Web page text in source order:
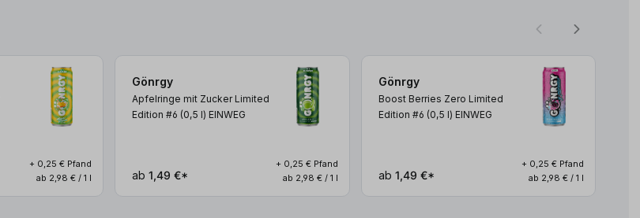
+ 0,25 € Pfand
ab 2,98 € / 1 l
Gönrgy
Apfelringe mit Zucker Limited
Edition #6 (0,5 l) EINWEG
ab 1,49 €*
+ 0,25 € Pfand
ab 2,98 € / 1 l
Gönrgy
Boost Berries Zero Limited
Edition #6 (0,5 l) EINWEG
ab 1,49 €*
+ 0,25 € Pfand
ab 2,98 € / 1 l